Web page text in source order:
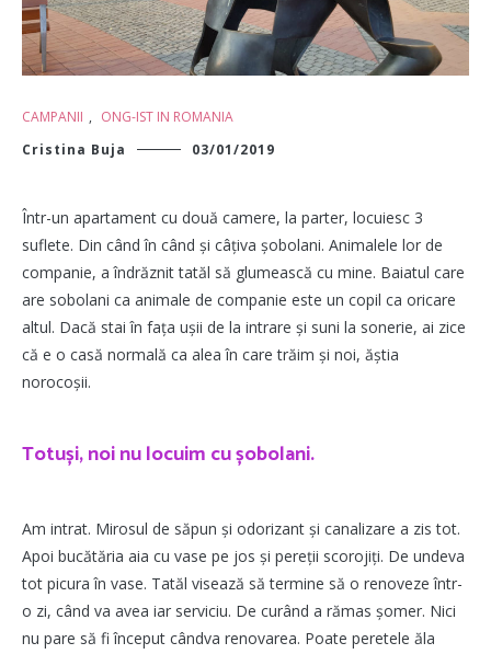
CAMPANII , ONG-IST IN ROMANIA
Cristina Buja
03/01/2019
Într-un apartament cu două camere, la parter, locuiesc 3
suflete. Din când în când și câțiva șobolani. Animalele lor de
companie, a îndrăznit tatăl să glumească cu mine. Baiatul care
are sobolani ca animale de companie este un copil ca oricare
altul. Dacă stai în fața ușii de la intrare și suni la sonerie, ai zice
că e o casă normală ca alea în care trăim și noi, ăștia
norocoșii.
Totuși, noi nu locuim cu șobolani.
Am intrat. Mirosul de săpun și odorizant și canalizare a zis tot.
Apoi bucătăria aia cu vase pe jos și pereții scorojiți. De undeva
tot picura în vase. Tatăl visează să termine să o renoveze într-
o zi, când va avea iar serviciu. De curând a rămas șomer. Nici
nu pare să fi început cândva renovarea. Poate peretele ăla